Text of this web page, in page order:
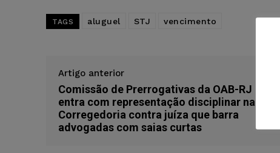
TAGS aluguel STJ vencimento
Artigo anterior
Comissão de Prerrogativas da OAB-RJ
entra com representação disciplinar na
Corregedoria contra juíza que barra
advogadas com saias curtas